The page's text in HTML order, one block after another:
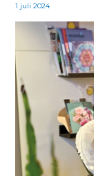
1 juli 2024